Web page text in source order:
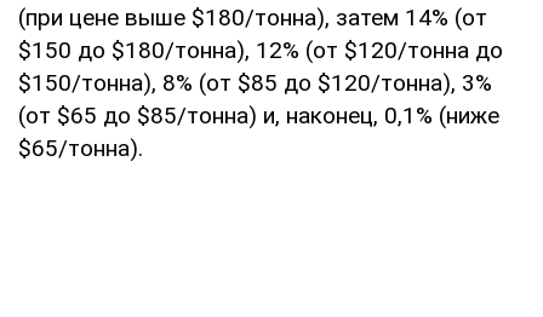
(при цене выше $180/тонна), затем 14% (от
$150 до $180/тонна), 12% (от $120/тонна до
$150/тонна), 8% (от $85 до $120/тонна), 3%
(от $65 до $85/тонна) и, наконец, 0,1% (ниже
$65/тонна).